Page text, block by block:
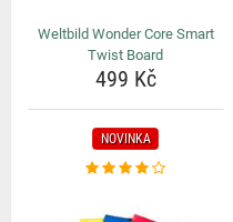
Weltbild Wonder Core Smart
Twist Board
499 Kč
NOVINKA